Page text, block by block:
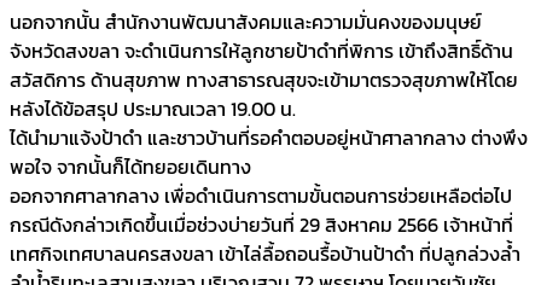
นอกจากนั้น สำนักงานพัฒนาสังคมและความมั่นคงของมนุษย์
จังหวัดสงขลา จะดำเนินการให้ลูกชายป้าดำที่พิการ เข้าถึงสิทธิ์ด้าน
สวัสดิการ ด้านสุขภาพ ทางสาธารณสุขจะเข้ามาตรวจสุขภาพให้โดย
หลังได้ข้อสรุป ประมาณเวลา 19.00 น.
ได้นำมาแจ้งป้าดำ และชาวบ้านที่รอคำตอบอยู่หน้าศาลากลาง ต่างพึง
พอใจ จากนั้นก็ได้ทยอยเดินทาง
ออกจากศาลากลาง เพื่อดำเนินการตามขั้นตอนการช่วยเหลือต่อไป
กรณีดังกล่าวเกิดขึ้นเมื่อช่วงบ่ายวันที่ 29 สิงหาคม 2566 เจ้าหน้าที่
เทศกิจเทศบาลนครสงขลา เข้าไล่ลื้อถอนรื้อบ้านป้าดำ ที่ปลูกล่วงล้ำ